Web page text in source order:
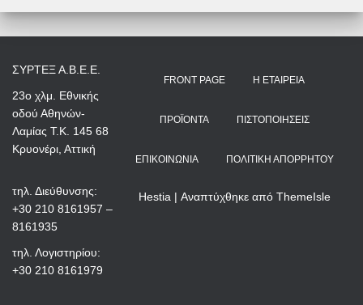
ΣΥΡΤΕΞ Α.Β.Ε.Ε.
23ο χλμ. Εθνικής
οδού Αθηνών-
Λαμίας Τ.Κ. 145 68
Κρυονέρι, Αττική
τηλ. Διεύθυνσης:
+30 210 8161957 –
8161935
τηλ. Λογιστηρίου:
+30 210 8161979
FRONT PAGE Η ΕΤΑΙΡΕΊΑ
ΠΡΟΪΌΝΤΑ ΠΙΣΤΟΠΟΙΉΣΕΙΣ
ΕΠΙΚΟΙΝΩΝΊΑ ΠΟΛΙΤΙΚΉ ΑΠΟΡΡΉΤΟΥ
Hestia | Αναπτύχθηκε από ThemeIsle